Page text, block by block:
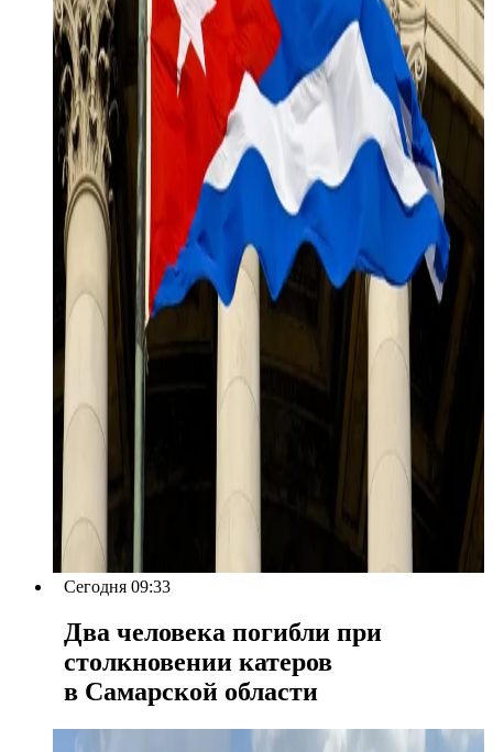
Сегодня 09:33
Два человека погибли при
столкновении катеров
в Самарской области